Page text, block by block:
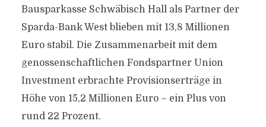
Bausparkasse Schwäbisch Hall als Partner der
Sparda-Bank West blieben mit 13,8 Millionen
Euro stabil. Die Zusammenarbeit mit dem
genossenschaftlichen Fondspartner Union
Investment erbrachte Provisionserträge in
Höhe von 15,2 Millionen Euro – ein Plus von
rund 22 Prozent.